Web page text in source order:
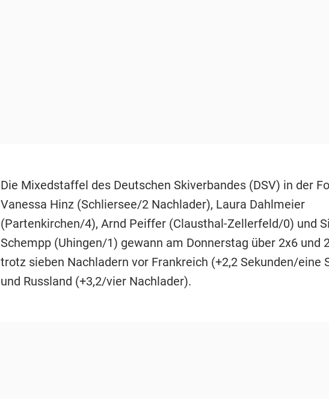
Die Mixedstaffel des Deutschen Skiverbandes (DSV) in der
Vanessa Hinz (Schliersee/2 Nachlader), Laura Dahlmeier
(Partenkirchen/4), Arnd Peiffer (Clausthal-Zellerfeld/0) und
Schempp (Uhingen/1) gewann am Donnerstag über 2x6 und
trotz sieben Nachladern vor Frankreich (+2,2 Sekunden/eine
und Russland (+3,2/vier Nachlader).